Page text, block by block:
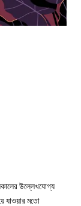
উল্লেখযোগ্য
যাওয়ার মতো